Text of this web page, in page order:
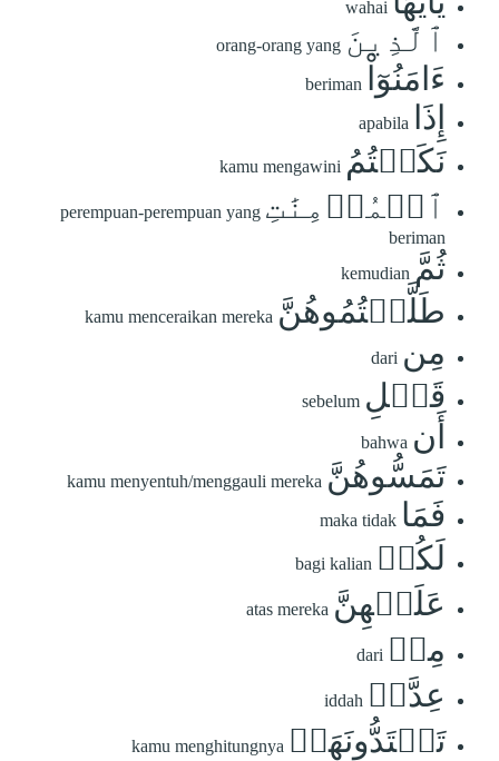
wahai
ٱلَّذِينَ orang-orang yang
ءَامَنُوٓاْ beriman
إِذَا apabila
نَكَحۡتُمُ kamu mengawini
ٱلۡمُؤۡمِنَٰتِ perempuan-perempuan yang
beriman
ثُمَّ kemudian
طَلَّقۡتُمُوهُنَّ kamu menceraikan mereka
مِن dari
قَبۡلِ sebelum
أَن bahwa
تَمَسُّوهُنَّ kamu menyentuh/menggauli mereka
فَمَا maka tidak
لَكُمۡ bagi kalian
عَلَيۡهِنَّ atas mereka
مِنۡ dari
عِدَّةٖ iddah
تَعۡتَدُّونَهَاۖ kamu menghitungnya